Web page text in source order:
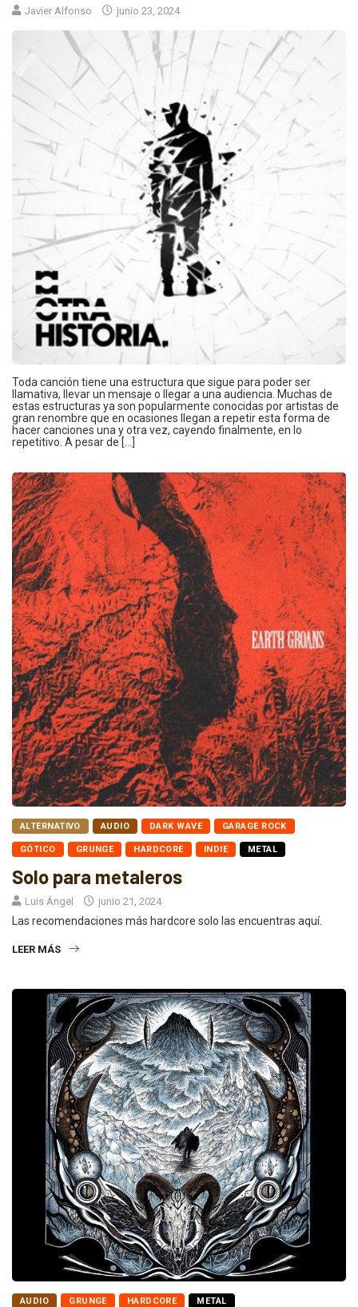
Javier Alfonso junio 23, 2024
Toda canción tiene una estructura que sigue para poder ser
llamativa, llevar un mensaje o llegar a una audiencia. Muchas de
estas estructuras ya son popularmente conocidas por artistas de
gran renombre que en ocasiones llegan a repetir esta forma de
hacer canciones una y otra vez, cayendo finalmente, en lo
repetitivo. A pesar de […]
ALTERNATIVO AUDIO DARK WAVE GARAGE ROCK
GÓTICO GRUNGE HARDCORE INDIE METAL
Solo para metaleros
Luis Ángel junio 21, 2024
Las recomendaciones más hardcore solo las encuentras aquí.
LEER MÁS
AUDIO GRUNGE HARDCORE METAL